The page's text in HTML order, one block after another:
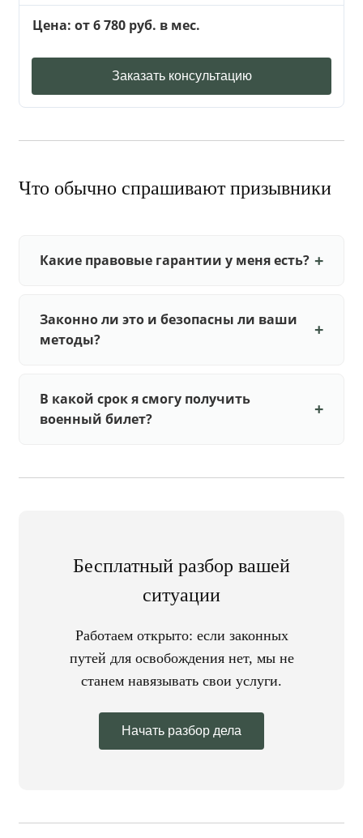
Цена: от 6 780 руб. в мес.
Заказать консультацию
Что обычно спрашивают призывники
Какие правовые гарантии у меня есть?
Законно ли это и безопасны ли ваши
методы?
В какой срок я смогу получить
военный билет?
Бесплатный разбор вашей
ситуации
Работаем открыто: если законных
путей для освобождения нет, мы не
станем навязывать свои услуги.
Начать разбор дела